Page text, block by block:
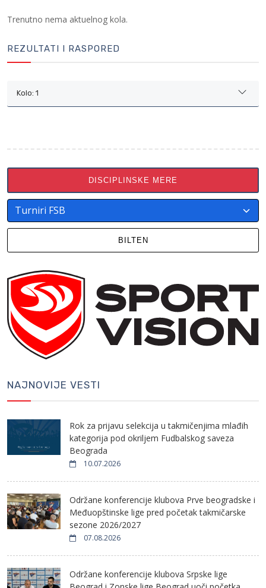
Trenutno nema aktuelnog kola.
REZULTATI I RASPORED
Kolo: 1
DISCIPLINSKE MERE
BILTEN
NAJNOVIJE VESTI
Rok za prijavu selekcija u takmičenjima mlađih
kategorija pod okriljem Fudbalskog saveza
Beograda
10.07.2026
Održane konferencije klubova Prve beogradske i
Međuopštinske lige pred početak takmičarske
sezone 2026/2027
07.08.2026
Održane konferencije klubova Srpske lige